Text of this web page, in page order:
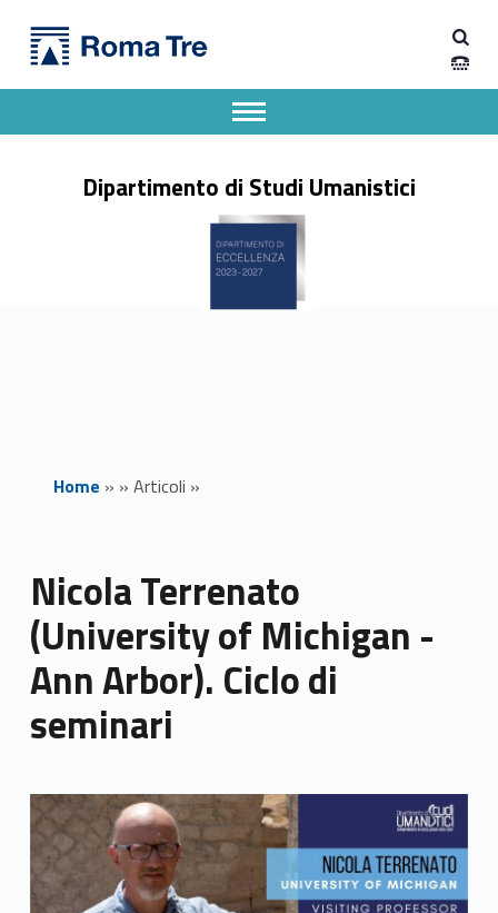
Nicola Terrenato (University of Michigan - Ann Arbor). Ciclo di seminari - Dipartimento di Studi Umanistici
Dipartimento di Studi Umanistici
Apri il menu secondario
Header info sidebar
Home » » Articoli »
Nicola Terrenato
(University of Michigan -
Ann Arbor). Ciclo di
seminari
Link identifier archive #link-archive-thumb-soap-68408